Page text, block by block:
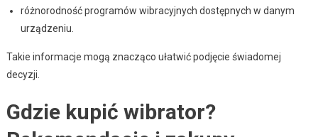
różnorodność programów wibracyjnych dostępnych w danym
urządzeniu.
Takie informacje mogą znacząco ułatwić podjęcie świadomej
decyzji.
Gdzie kupić wibrator?